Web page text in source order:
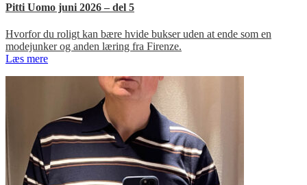
Pitti Uomo juni 2026 – del 5
Hvorfor du roligt kan bære hvide bukser uden at ende som en
modejunker og anden læring fra Firenze.
Læs mere